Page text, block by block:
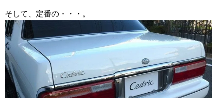
そして、定番の・・・。